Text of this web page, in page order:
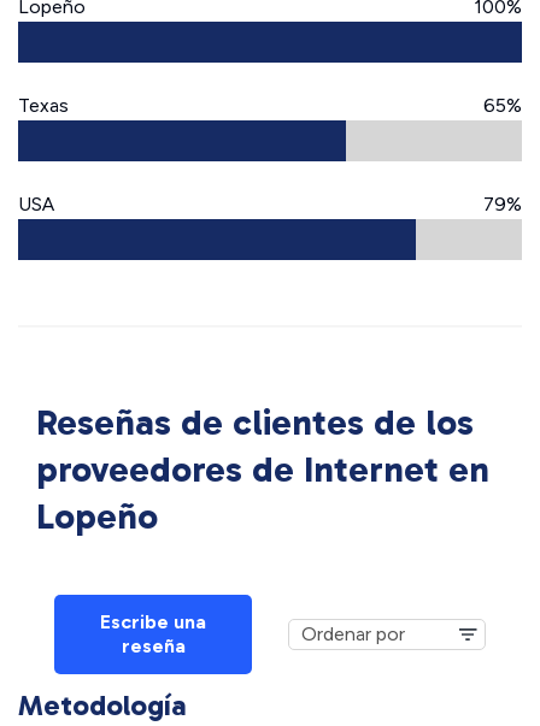
Lopeño 100%
Texas 65%
USA 79%
Reseñas de clientes de los
proveedores de Internet en
Lopeño
Escribe una
reseña
Metodología